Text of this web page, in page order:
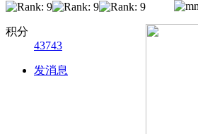
积分
43743
发消息